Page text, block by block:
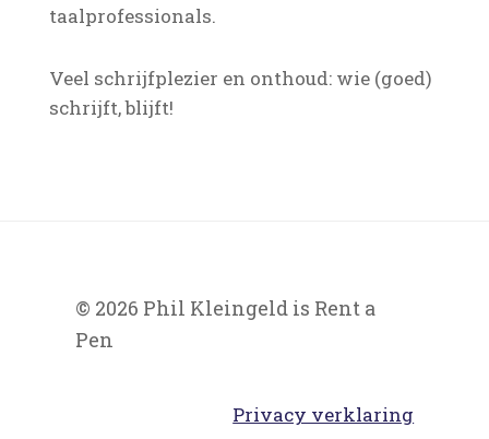
taalprofessionals.
Veel schrijfplezier en onthoud: wie (goed)
schrijft, blijft!
© 2026 Phil Kleingeld is Rent a
Pen
Privacy verklaring